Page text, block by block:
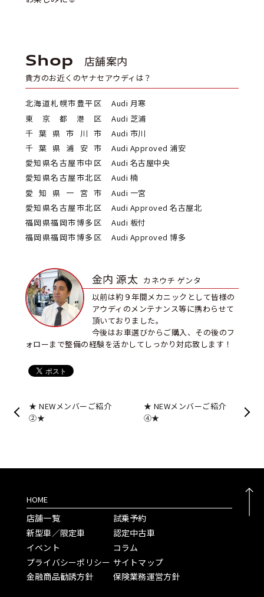
Shop 店舗案内
貴方のお近くのヤナセアウディは？
北海道札幌市豊平区
Audi 月寒
東京都港区
Audi 芝浦
千葉県市川市
Audi 市川
千葉県浦安市
Audi Approved 浦安
愛知県名古屋市中区
Audi 名古屋中央
愛知県名古屋市北区
Audi 楠
愛知県一宮市
Audi 一宮
愛知県名古屋市北区
Audi Approved 名古屋北
福岡県福岡市博多区
Audi 板付
福岡県福岡市博多区
Audi Approved 博多
金内 源太 カネウチ ゲンタ
以前は約９年間メカニックとして皆様の
アウディのメンテナンス等に携わらせて
頂いておりました。
今後はお車選びからご購入、その後のフ
ォローまで整備の経験を活かしてしっかり対応致します！
★ NEWメンバーご紹介
②★
★ NEWメンバーご紹介
④★
HOME
店舗一覧
新型車／限定車
イベント
プライバシーポリシー
金融商品勧誘方針
試乗予約
認定中古車
コラム
サイトマップ
保険業務運営方針